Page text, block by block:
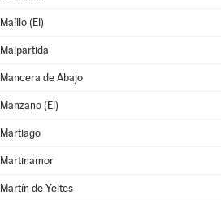
Maíllo (El)
Malpartida
Mancera de Abajo
Manzano (El)
Martiago
Martinamor
Martín de Yeltes